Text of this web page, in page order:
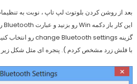
بعد از روشن کردن بلوتوث لپ تاپ ، نوبت به
این کار باز دکمه Win رو بزنید و عبارت Bluetooth رو جستجو کنید و این بار
گزینه change Bluetooth settings رو انتخاب کنید ( در عکس بالا نه بالاییش
با فلش زرد مشخص کردم ). پنجره ای مثل شکل زیر